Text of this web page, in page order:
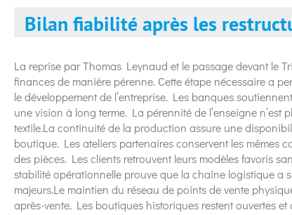
Bilan fiabilité après les
La reprise par Thomas Leynaud et le passage devant le
finances de manière pérenne. Cette étape nécessaire a
le développement de l’entreprise. Les banques
une vision à long terme. La pérennité de l’enseigne n’est
textile.La continuité de la production assure une
boutique. Les ateliers partenaires conservent les mêmes
des pièces. Les clients retrouvent leurs modèles favoris
stabilité opérationnelle prouve que la chaîne logistique a
majeurs.Le maintien du réseau de points de vente
après-vente. Les boutiques historiques restent ouvertes